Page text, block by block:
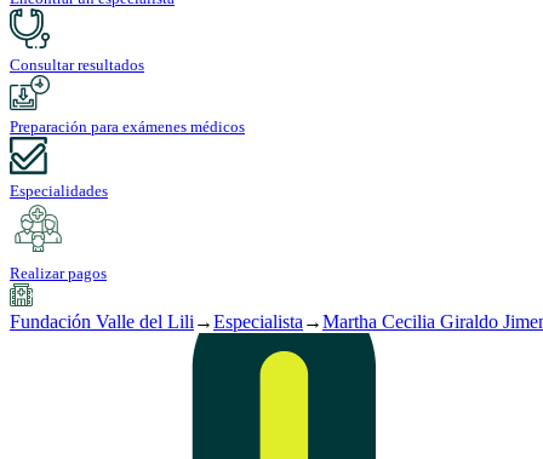
Consultar resultados
Preparación para exámenes médicos
Especialidades
Realizar pagos
Fundación Valle del Lili →Especialista →Martha Cecilia Giraldo